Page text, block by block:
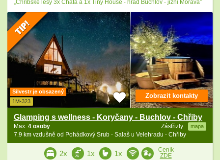
„Chřibské lesy 3x Chata a 1x Tiny House - hrad Buchlov - jižní Morava“
Silvestr je obsazený
1M-323
Glamping s wellness - Koryčany - Buchlov - Chřiby
Zástřizly mapa
Max. 4 osoby
7.9 km vzdušně od Pohádkový Srub - Salaš u Velehradu - Chřiby
Zobrazit kontakty
2x 1x 1x
Ceník
ZDE